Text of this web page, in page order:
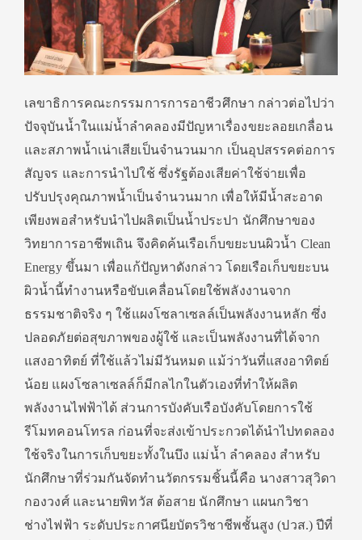
เลขาธิการคณะกรรมการการอาชีวศึกษา กล่าวต่อไปว่า
ปัจจุบันน้ำในแม่น้ำลำคลองมีปัญหาเรื่องขยะลอยเกลื่อน
และสภาพน้ำเน่าเสียเป็นจำนวนมาก เป็นอุปสรรคต่อการ
สัญจร และการนำไปใช้ ซึ่งรัฐต้องเสียค่าใช้จ่ายเพื่อ
ปรับปรุงคุณภาพน้ำเป็นจำนวนมาก เพื่อให้มีน้ำสะอาด
เพียงพอสำหรับนำไปผลิตเป็นน้ำประปา นักศึกษาของ
วิทยาการอาชีพเถิน จึงคิดค้นเรือเก็บขยะบนผิวน้ำ Clean
Energy ขึ้นมา เพื่อแก้ปัญหาดังกล่าว โดยเรือเก็บขยะบน
ผิวน้ำนี้ทำงานหรือขับเคลื่อนโดยใช้พลังงานจาก
ธรรมชาติจริง ๆ ใช้แผงโซลาเซลล์เป็นพลังงานหลัก ซึ่ง
ปลอดภัยต่อสุขภาพของผู้ใช้ และเป็นพลังงานที่ได้จาก
แสงอาทิตย์ ที่ใช้แล้วไม่มีวันหมด แม้ว่าวันที่แสงอาทิตย์
น้อย แผงโซลาเซลล์ก็มีกลไกในตัวเองที่ทำให้ผลิต
พลังงานไฟฟ้าได้ ส่วนการบังคับเรือบังคับโดยการใช้
รีโมทคอนโทรล ก่อนที่จะส่งเข้าประกวดได้นำไปทดลอง
ใช้จริงในการเก็บขยะทั้งในบึง แม่น้ำ ลำคลอง สำหรับ
นักศึกษาที่ร่วมกันจัดทำนวัตกรรมชิ้นนี้คือ นางสาวสุวิดา
กองวงศ์ และนายพิทวัส ต้อสาย นักศึกษา แผนกวิชา
ช่างไฟฟ้า ระดับประกาศนียบัตรวิชาชีพชั้นสูง (ปวส.) ปีที่